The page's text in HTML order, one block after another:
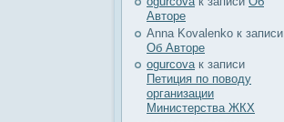
Авторе
Anna Kovalenko к записи
Об Авторе
ogurcovaк записи
Петиция по поводу
организации
Министерства ЖКХ